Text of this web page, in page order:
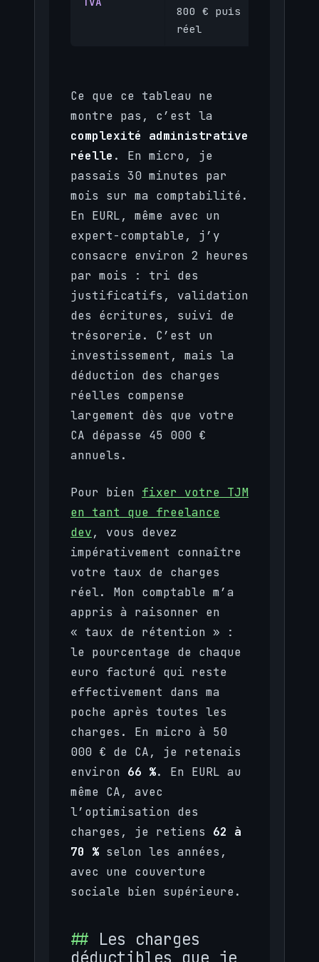
800 € puis
réel
Ce que ce tableau ne
montre pas, c’est la
complexité administrative
réelle . En micro, je
passais 30 minutes par
mois sur ma comptabilité.
En EURL, même avec un
expert-comptable, j’y
consacre environ 2 heures
par mois : tri des
justificatifs, validation
des écritures, suivi de
trésorerie. C’est un
investissement, mais la
déduction des charges
réelles compense
largement dès que votre
CA dépasse 45 000 €
annuels.
Pour bien fixer votre TJM
en tant que freelance
dev, vous devez
impérativement connaître
votre taux de charges
réel. Mon comptable m’a
appris à raisonner en
« taux de rétention » :
le pourcentage de chaque
euro facturé qui reste
effectivement dans ma
poche après toutes les
charges. En micro à 50
000 € de CA, je retenais
environ 66 %. En EURL au
même CA, avec
l’optimisation des
charges, je retiens 62 à
70 % selon les années,
avec une couverture
sociale bien supérieure.
Les charges
déductibles que je